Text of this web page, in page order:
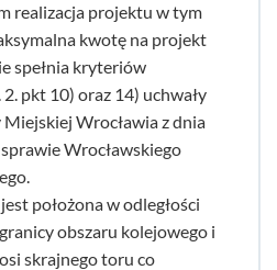
realizacja projektu w tym
kwotę na projekt
spełnia kryteriów
pkt 10) oraz 14) uchwały
Wrocławia z dnia
Wrocławskiego
położona w odległości
obszaru kolejowego i
skrajnego toru co